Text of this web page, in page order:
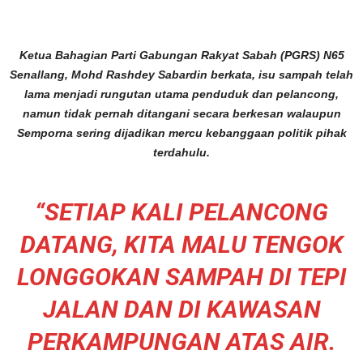
Ketua Bahagian Parti Gabungan Rakyat Sabah (PGRS) N65
Senallang, Mohd Rashdey Sabardin berkata, isu sampah telah
lama menjadi rungutan utama penduduk dan pelancong,
namun tidak pernah ditangani secara berkesan walaupun
Semporna sering dijadikan mercu kebanggaan politik pihak
terdahulu.
“SETIAP KALI PELANCONG
DATANG, KITA MALU TENGOK
LONGGOKAN SAMPAH DI TEPI
JALAN DAN DI KAWASAN
PERKAMPUNGAN ATAS AIR.